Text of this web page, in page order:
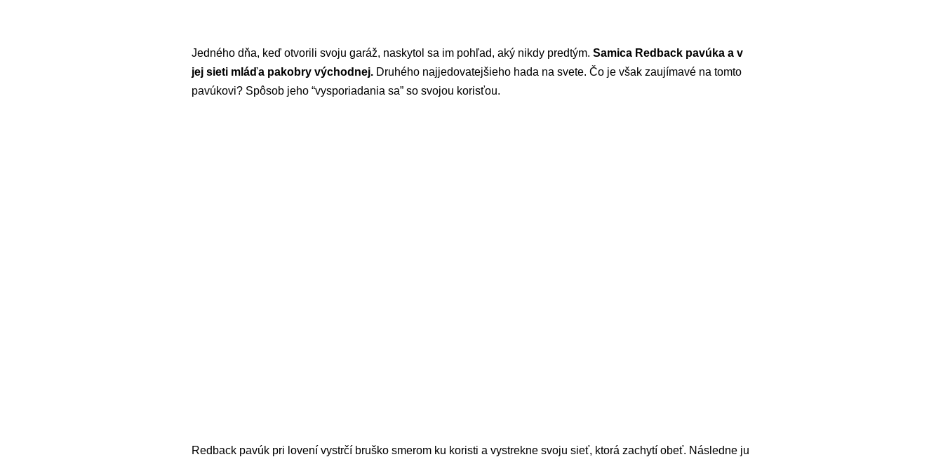
Jedného dňa, keď otvorili svoju garáž, naskytol sa im pohľad, aký nikdy predtým. Samica Redback pavúka a v
jej sieti mláďa pakobry východnej. Druhého najjedovatejšieho hada na svete. Čo je však zaujímavé na tomto
pavúkovi? Spôsob jeho “vysporiadania sa” so svojou korisťou.
Redback pavúk pri lovení vystrčí bruško smerom ku koristi a vystrekne svoju sieť, ktorá zachytí obeť. Následne ju